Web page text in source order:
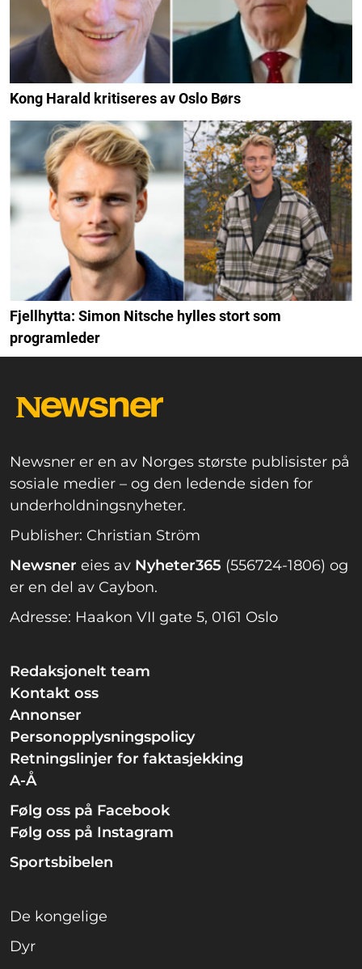
Kong Harald kritiseres av Oslo Børs
Fjellhytta: Simon Nitsche hylles stort som
programleder
Newsner er en av Norges største publisister på
sosiale medier – og den ledende siden for
underholdningsnyheter.
Publisher: Christian Ström
Newsner eies av Nyheter365 (556724-1806) og
er en del av Caybon.
Adresse: Haakon VII gate 5, 0161 Oslo
Redaksjonelt team
Kontakt oss
Annonser
Personopplysningspolicy
Retningslinjer for faktasjekking
A-Å
Følg oss på Facebook
Følg oss på Instagram
Sportsbibelen
De kongelige
Dyr